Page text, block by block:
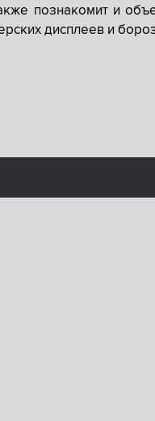
познакомит и
дисплеев и